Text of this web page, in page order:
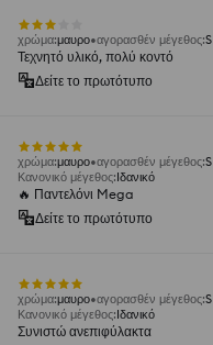
χρώμα:μαυρο αγορασθέν μέγεθος:S
Τεχνητό υλικό, πολύ κοντό
Δείτε το πρωτότυπο
χρώμα:μαυρο αγορασθέν μέγεθος:S
Κανονικό μέγεθος:Ιδανικό
🔥 Παντελόνι Mega
Δείτε το πρωτότυπο
χρώμα:μαυρο αγορασθέν μέγεθος:S
Κανονικό μέγεθος:Ιδανικό
Συνιστώ ανεπιφύλακτα